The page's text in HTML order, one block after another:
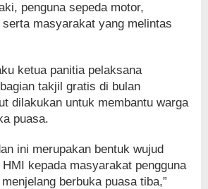
penguna sepeda motor,
masyarakat yang melintas
ketua panitia pelaksana
takjil gratis di bulan
dilakukan untuk membantu warga
puasa.
ini merupakan bentuk wujud
kepada masyarakat pengguna
berbuka puasa tiba,”